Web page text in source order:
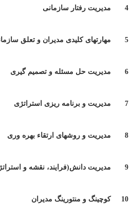
4 مدیریت رفتار سازمانی
5 مهارتهای کلیدی مدیران و تعلق
6 مدیریت حل مسئله و تصمیم گیری
7 مدیریت و برنامه ریزی استراتژی
8 مدیریت و روشهای ارتقاء بهره وری
9 مدیریت دانش(فرایند، نقشه و
10 کوچینگ و منتورینگ مدیران